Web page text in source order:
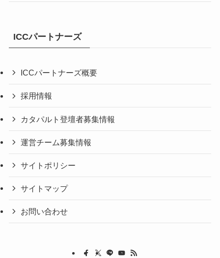
ICCパートナーズ
ICCパートナーズ概要
採用情報
カタパルト登壇者募集情報
運営チーム募集情報
サイトポリシー
サイトマップ
お問い合わせ